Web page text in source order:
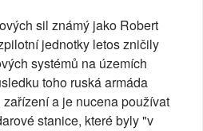
sil známý jako Robert
jednotky letos zničily
systémů na územích
toho ruská armáda
a je nucena používat
stanice, které byly "v